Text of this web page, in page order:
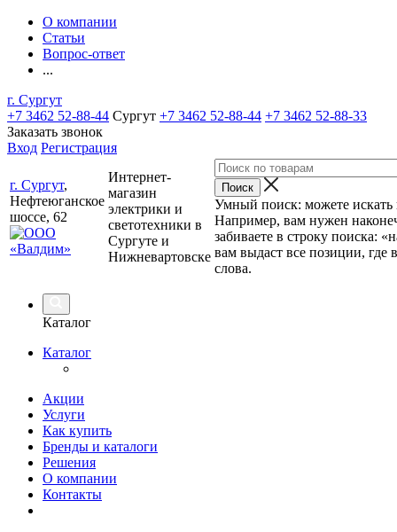
О компании
Статьи
Вопрос-ответ
...
г. Сургут
+7 3462 52-88-44 Сургут +7 3462 52-88-44 +7 3462 52-88-33
Заказать звонок
Вход Регистрация
г. Сургут,
Нефтеюганское
шоссе, 62
Интернет-
магазин
электрики и
светотехники в
Сургуте и
Нижневартовске
Умный поиск: можете искать
Например, вам нужен
забиваете в строку поиска:
вам выдаст все позиции, где
слова.
Каталог
Каталог
Акции
Услуги
Как купить
Бренды и каталоги
Решения
О компании
Контакты